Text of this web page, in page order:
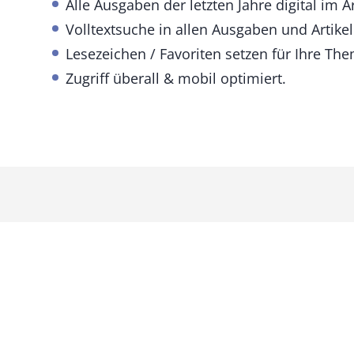
Alle Ausgaben der letzten Jahre digital im
Volltextsuche in allen Ausgaben und
Lesezeichen / Favoriten setzen für Ihre
Zugriff überall & mobil optimiert.